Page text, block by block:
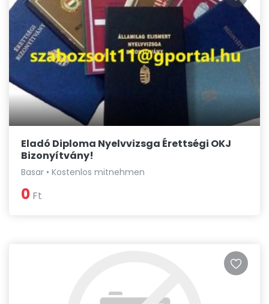
Eladó Diploma Nyelvvizsga Érettségi OKJ
Bizonyítvány!
Basar • Kostenlos mitnehmen
0 Ft